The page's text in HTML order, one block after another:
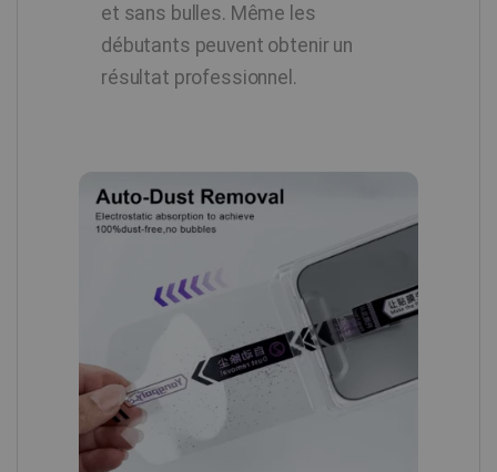
et sans bulles. Même les
débutants peuvent obtenir un
résultat professionnel.